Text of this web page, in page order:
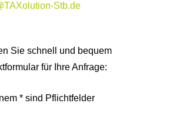
Stb.de
Sie schnell und bequem
für Ihre Anfrage:
* sind Pflichtfelder